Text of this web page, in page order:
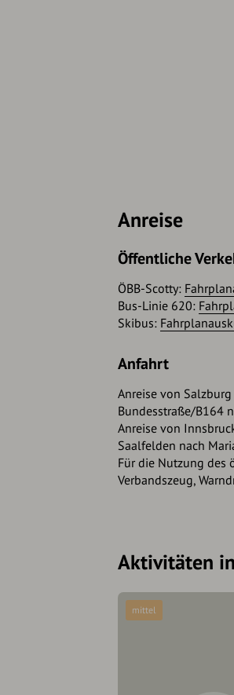
Anreise
Öffentliche
ÖBB-Scotty:
Bus-Linie 620:
Skibus:
Anfahrt
Anreise von
Bundesstraße/B164
Anreise von
Saalfelden nach
Für die Nutzung des
Verbandszeug,
Aktivitäten
mittel